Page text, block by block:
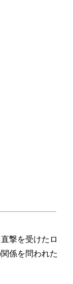
撃を受けたロ
係を問われた